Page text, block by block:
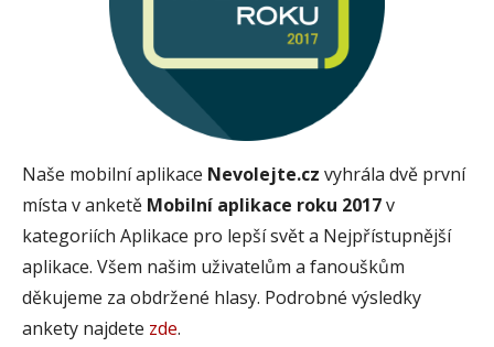
Naše mobilní aplikace Nevolejte.cz vyhrála dvě první
místa v anketě Mobilní aplikace roku 2017v
kategoriích Aplikace pro lepší svět a Nejpřístupnější
aplikace. Všem našim uživatelům a fanouškům
děkujeme za obdržené hlasy. Podrobné výsledky
ankety najdete zde.